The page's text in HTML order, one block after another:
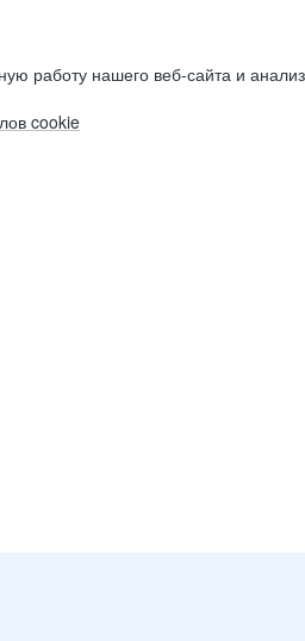
работу нашего веб-сайта и
cookie